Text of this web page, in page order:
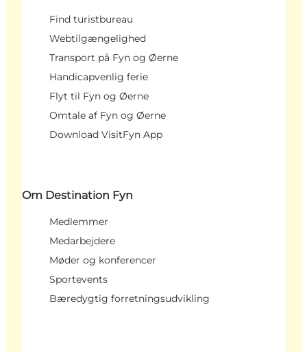
Find turistbureau
Webtilgængelighed
Transport på Fyn og Øerne
Handicapvenlig ferie
Flyt til Fyn og Øerne
Omtale af Fyn og Øerne
Download VisitFyn App
Om Destination Fyn
Medlemmer
Medarbejdere
Møder og konferencer
Sportevents
Bæredygtig forretningsudvikling